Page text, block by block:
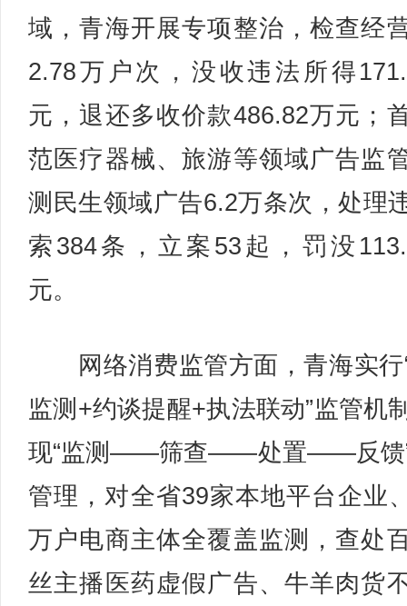
域，青海开展专项整治，检查经
2.78万户次，没收违法所得
元，退还多收价款486.82万元；
范医疗器械、旅游等领域广告监
测民生领域广告6.2万条次，处理
索384条，立案53起，罚没
元。
网络消费监管方面，青海实行
监测+约谈提醒+执法联动”监管机
现“监测——筛查——处置——反馈
管理，对全省39家本地平台企业
万户电商主体全覆盖监测，查处
丝主播医药虚假广告、牛羊肉货